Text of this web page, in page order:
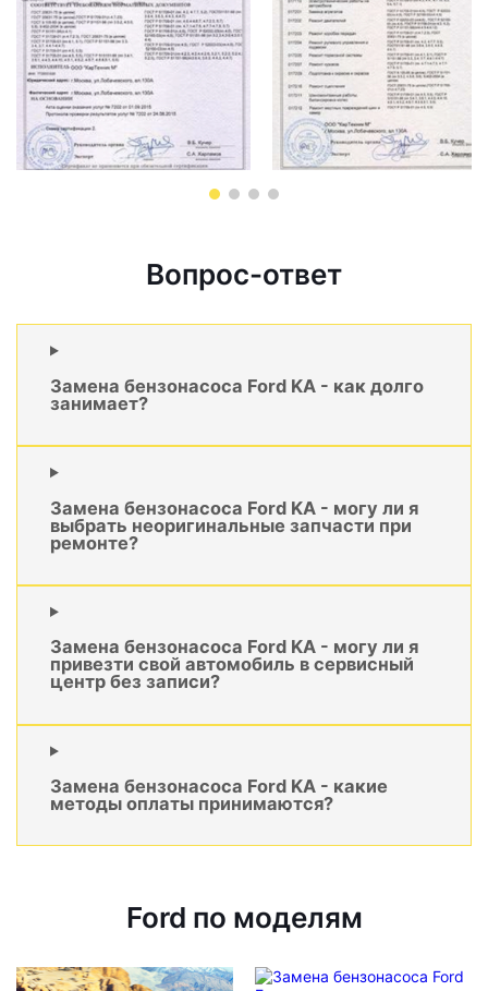
Вопрос-ответ
Замена бензонасоса Ford KA - как долго
занимает?
Замена бензонасоса Ford KA - могу ли я
выбрать неоригинальные запчасти при
ремонте?
Замена бензонасоса Ford KA - могу ли я
привезти свой автомобиль в сервисный
центр без записи?
Замена бензонасоса Ford KA - какие
методы оплаты принимаются?
Ford по моделям